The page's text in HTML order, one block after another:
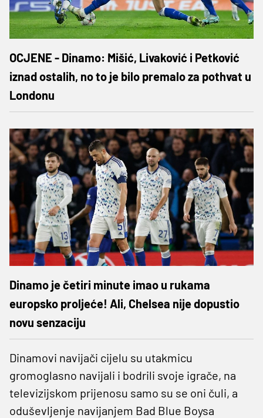
OCJENE - Dinamo: Mišić, Livaković i Petković
iznad ostalih, no to je bilo premalo za pothvat u
Londonu
Dinamo je četiri minute imao u rukama
europsko proljeće! Ali, Chelsea nije dopustio
novu senzaciju
Dinamovi navijači cijelu su utakmicu
gromoglasno navijali i bodrili svoje igrače, na
televizijskom prijenosu samo su se oni čuli, a
oduševljenje navijanjem Bad Blue Boysa